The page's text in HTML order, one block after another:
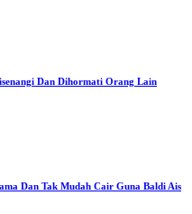
Dan Dihormati Orang Lain
Dan Tak Mudah Cair Guna Baldi Ais